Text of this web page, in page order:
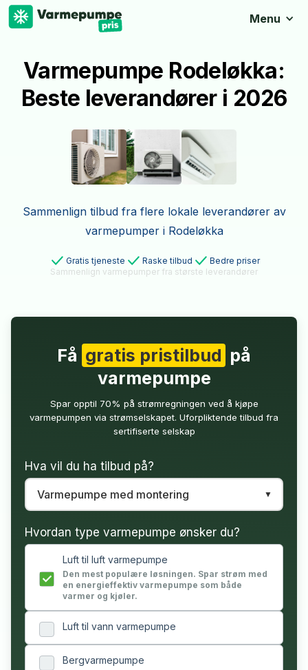
Menu
Varmepumpe Rodeløkka:
Beste leverandører i 2026
Sammenlign tilbud fra flere lokale leverandører av
varmepumper i Rodeløkka
Gratis tjeneste Raske tilbud
Bedre priser
Sammenlign varmepumper fra største leverandører
Få gratis pristilbud på
varmepumpe
Spar opptil 70% på strømregningen ved å kjøpe
varmepumpen via strømselskapet. Uforpliktende tilbud fra
sertifiserte selskap
Hva vil du ha tilbud på?
Hvordan type varmepumpe ønsker du?
Luft til luft varmepumpe
Den mest populære løsningen. Spar strøm med
en energieffektiv varmepumpe som både
varmer og kjøler.
Luft til vann varmepumpe
Bergvarmepumpe